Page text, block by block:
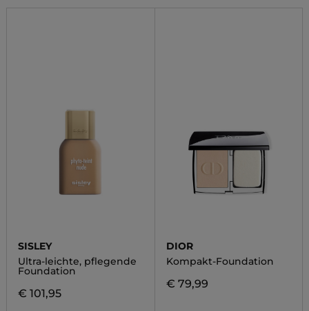
SISLEY
Ultra-leichte, pflegende
Foundation
€ 101,95
DIOR
Kompakt-Foundation
€ 79,99